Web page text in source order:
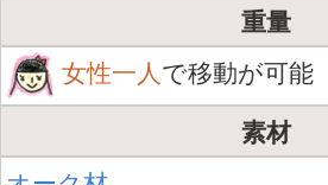
重量
女性一人で移動が可能
素材